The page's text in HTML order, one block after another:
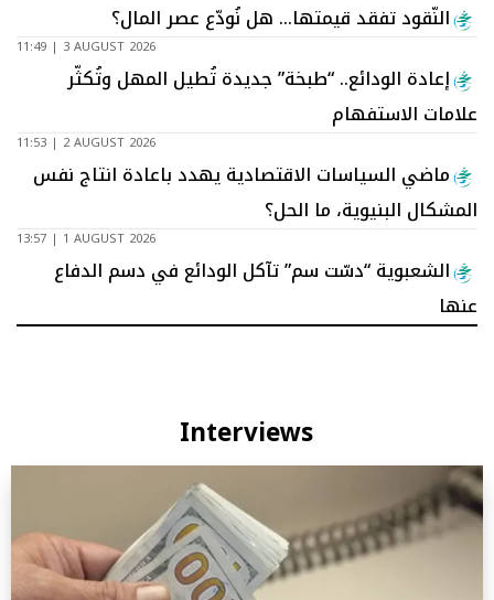
النّقود تفقد قيمتها… هل نُودّع عصر المال؟
11:49 | 3 AUGUST 2026
إعادة الودائع.. “طبخة” جديدة تُطيل المهل وتُكثّر
علامات الاستفهام
11:53 | 2 AUGUST 2026
ماضي السياسات الاقتصادية يهدد باعادة انتاج نفس
المشكال البنيوية، ما الحل؟
13:57 | 1 AUGUST 2026
الشعبوية “دسّت سم” تآكل الودائع في دسم الدفاع
عنها
Interviews